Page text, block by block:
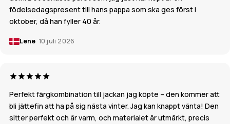
födelsedagspresent till hans pappa som ska ges först i
oktober, då han fyller 40 år.
Lene 10 juli 2026
Perfekt färgkombination till jackan jag köpte – den kommer att
bli jättefin att ha på sig nästa vinter. Jag kan knappt vänta! Den
sitter perfekt och är varm, och materialet är utmärkt, precis